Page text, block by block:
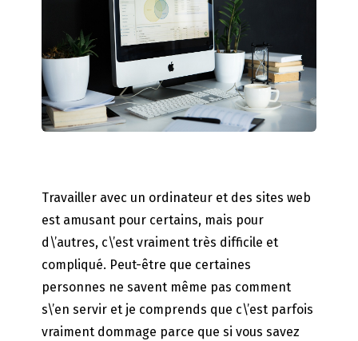
Travailler avec un ordinateur et des sites web
est amusant pour certains, mais pour
d\’autres, c\’est vraiment très difficile et
compliqué. Peut-être que certaines
personnes ne savent même pas comment
s\’en servir et je comprends que c\’est parfois
vraiment dommage parce que si vous savez